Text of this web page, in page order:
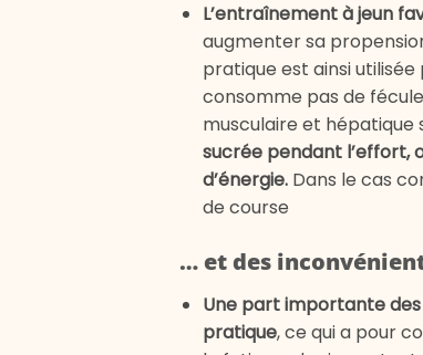
L’entraînement à jeun
augmenter sa
pratique est ainsi
consomme pas de
musculaire et hépatique
sucrée pendant l’effort,
d’énergie.Dans le cas
de course
… et des
Une part importante
pratique, ce qui a pour